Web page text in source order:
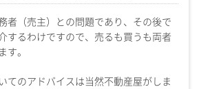
者（売主）との問題であり、その後で
するわけですので、売るも買うも両者
す。
てのアドバイスは当然不動産屋がしま